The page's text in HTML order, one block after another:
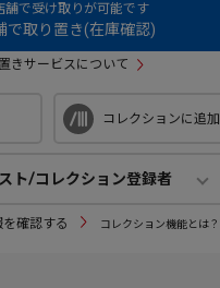
舗で受け取りが可能です
で取り置き(在庫確認)
きサービスについて
コレクションに追加
ト/コレクション登録者
コレクション登録者
確認する コレクション機能とは？